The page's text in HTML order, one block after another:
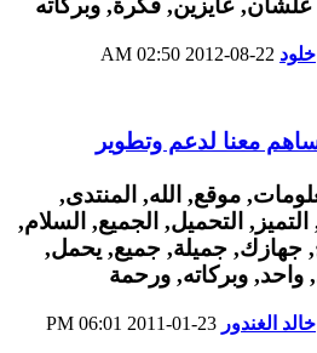
خلود
02:50 AM
معنا لدعم وتطوير
خالد الغندور
06:01 PM